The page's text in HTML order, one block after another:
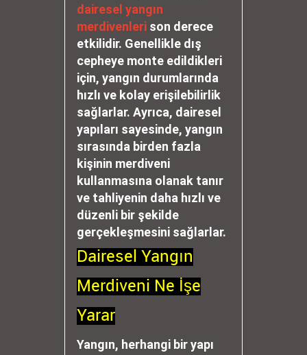
dairesel yangın
merdivenleri son derece
etkilidir. Genellikle dış
cepheye monte edildikleri
için, yangın durumlarında
hızlı ve kolay erişilebilirlik
sağlarlar. Ayrıca, dairesel
yapıları sayesinde, yangın
sırasında birden fazla
kişinin merdiveni
kullanmasına olanak tanır
ve tahliyenin daha hızlı ve
düzenli bir şekilde
gerçekleşmesini sağlarlar.
Dairesel Yangın
Merdiveni Ne İşe
Yarar
Yangın, herhangi bir yapı